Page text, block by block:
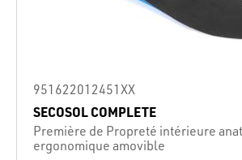
951622012451XX
SECOSOL COMPLETE
Première de Propreté intérieure
ergonomique amovible